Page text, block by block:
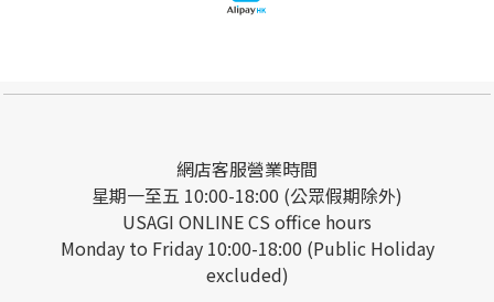
網店客服營業時間
星期一至五 10:00-18:00 (公眾假期除外)
USAGI ONLINE CS office hours
Monday to Friday 10:00-18:00 (Public Holiday
excluded)